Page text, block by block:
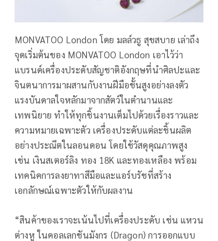
MONVATOO London โดย มลล์วธู สุขสบาย เล่าถึง
จุดเริ่มต้นของ MONVATOO London เอาไว้ว่า
แบรนด์เครื่องประดับสัญชาติอังกฤษที่นำศิลปะและ
จินตนาการมาผสานกับงานฝีมือชั้นสูงอย่างลงตัว
แรงบันดาลใจหลักมาจากสัตว์ในตำนานและ
เทพนิยาย ทำให้ทุกชิ้นงานเต็มไปด้วยเรื่องราวและ
ความหมายเฉพาะตัว เครื่องประดับแต่ละชิ้นผลิต
อย่างประณีตในลอนดอน โดยใช้วัสดุคุณภาพสูง
เช่น เงินสเตอร์ลิง ทอง 18K และทองเหลือง พร้อม
เทคนิคการลงยาทาสีมือและแอร์บรัชที่สร้าง
เอกลักษณ์เฉพาะตัวให้กับผลงาน
“สินค้าของเราจะเน้นไปที่เครื่องประดับ เช่น แหวน
ต่างหู ในคอลเลกชันมังกร (Dragon) การออกแบบ